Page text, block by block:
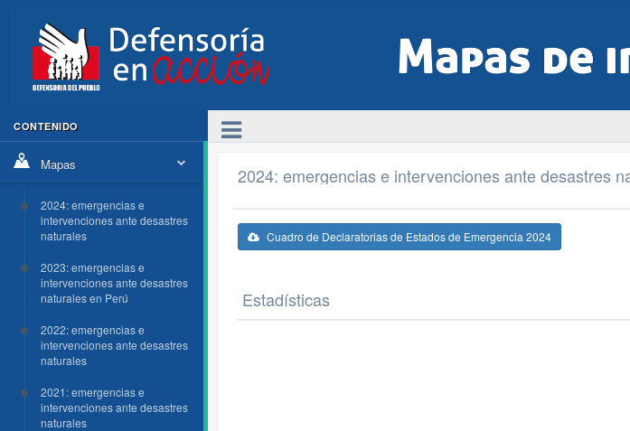
CONTENIDO
Mapas
2024: emergencias e
intervenciones ante desastres
naturales
2023: emergencias e
intervenciones ante desastres
naturales en Perú
2022: emergencias e
intervenciones ante desastres
naturales
2021: emergencias e
intervenciones ante desastres
naturales
2024: emergencias e intervenciones ante desastres
Cuadro de Declaratorias de Estados de Emergencia 2024
Estadísticas